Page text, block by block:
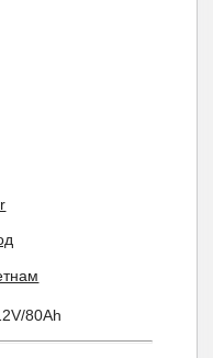
80Ah